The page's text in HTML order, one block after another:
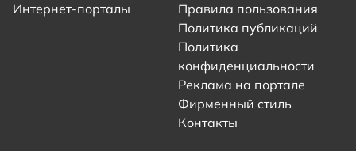
Интернет-порталы
Правила пользования
Политика публикаций
Политика
конфиденциальности
Реклама на портале
Фирменный стиль
Контакты